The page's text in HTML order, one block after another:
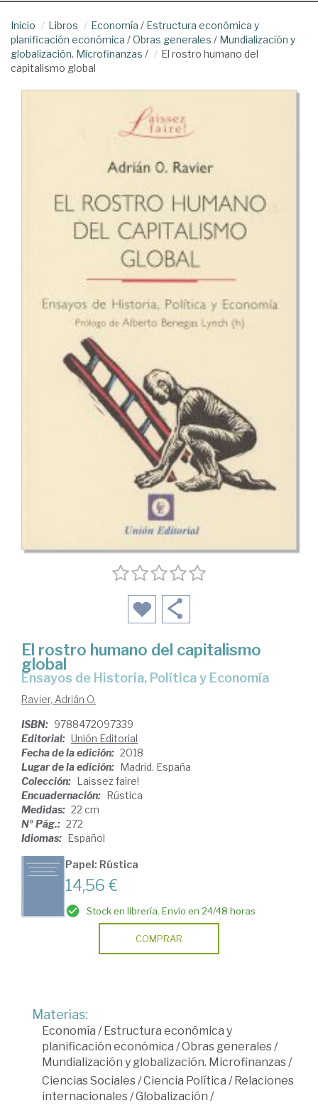
Inicio Libros Economía / Estructura económica y
planificación económica /Obras generales / Mundialización y
globalización. Microfinanzas /
El rostro humano del
capitalismo global
El rostro humano del capitalismo
global
ensayos de Historia, Política y Economía
Ravier, Adrián O.
ISBN: 9788472097339
Editorial: Unión Editorial
Fecha de la edición: 2018
Lugar de la edición: Madrid. España
Colección: Laissez faire!
Encuadernación: Rústica
Medidas: 22 cm
Nº Pág.: 272
Idiomas: Español
Papel: Rústica
14,56 €
Stock en librería. Envío en 24/48 horas
COMPRAR
Materias:
Economía /Estructura económica y
planificación económica /Obras generales /
Mundialización y globalización. Microfinanzas /
Ciencias Sociales /Ciencia Política /Relaciones
internacionales /Globalización /